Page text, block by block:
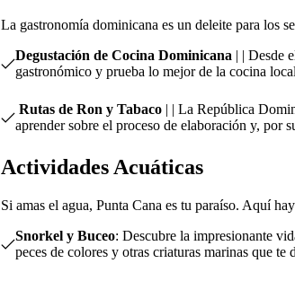
La gastronomía dominicana es un deleite para los
Degustación de Cocina Dominicana| | Desde
gastronómico y prueba lo mejor de la cocina
Rutas de Ron y Tabaco| | La República
aprender sobre el proceso de elaboración y, por
Actividades Acuáticas
Si amas el agua, Punta Cana es tu paraíso. Aquí
Snorkel y Buceo: Descubre la impresionante
peces de colores y otras criaturas marinas que te